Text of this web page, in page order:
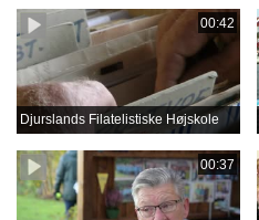
00:42
Djurslands Filatelistiske Højskole
00:37